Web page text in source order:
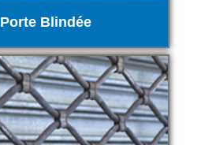
Porte Blindée